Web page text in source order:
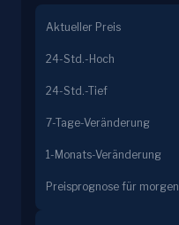
Aktueller Preis
24-Std.-Hoch
24-Std.-Tief
7-Tage-Veränderung
1-Monats-Veränderung
Preisprognose für morgen